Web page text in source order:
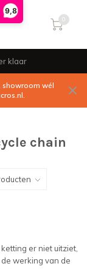
9,8
0
klaar
showroom wél
.
chain
er niet uitziet,
werking van de